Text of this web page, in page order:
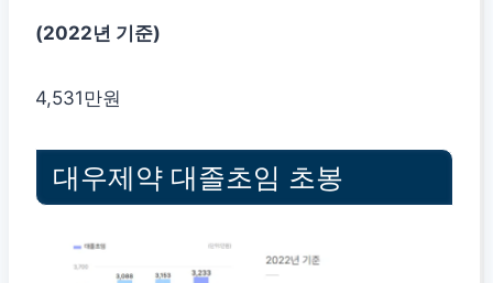
(2022년 기준)
4,531만원
대우제약 대졸초임 초봉